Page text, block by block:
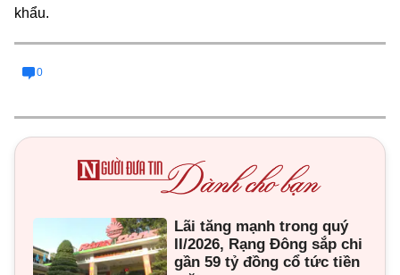
khẩu.
0
Lãi tăng mạnh trong quý
II/2026, Rạng Đông sắp chi
gần 59 tỷ đồng cổ tức tiền